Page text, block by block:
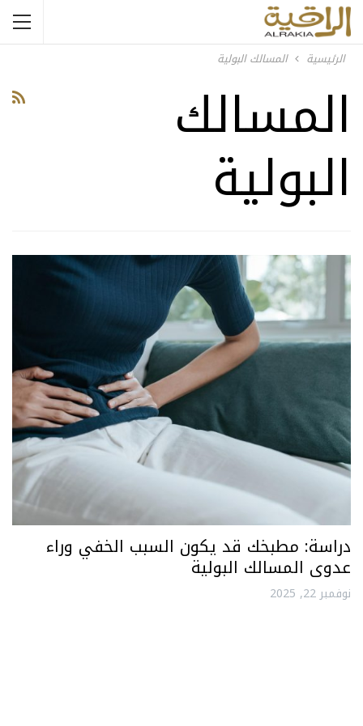
الرئيسية المسالك البولية
المسالك
البولية
دراسة: مطبخك قد يكون السبب الخفي وراء
عدوى المسالك البولية
نوفمبر 22, 2025